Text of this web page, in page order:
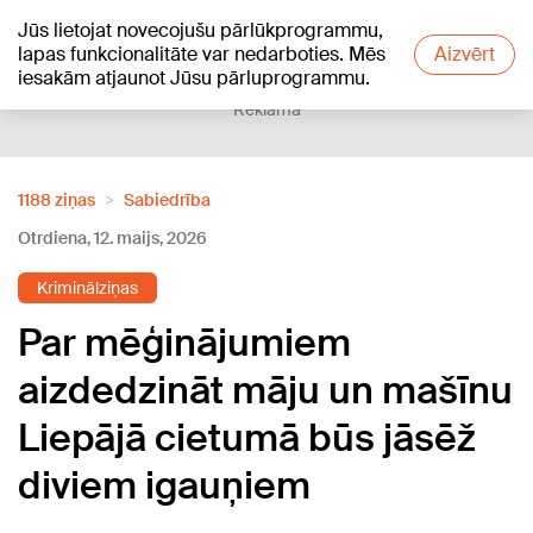
Jūs lietojat novecojušu pārlūkprogrammu,
lapas funkcionalitāte var nedarboties. Mēs
iesakām atjaunot Jūsu pārluprogrammu.
Aizvērt
+24°C
Reklāma
1188 ziņas
Sabiedrība
Otrdiena, 12. maijs, 2026
Kriminālziņas
Par mēģinājumiem
aizdedzināt māju un mašīnu
Liepājā cietumā būs jāsēž
diviem igauņiem